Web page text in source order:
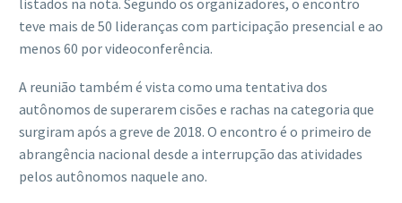
listados na nota. Segundo os organizadores, o encontro
teve mais de 50 lideranças com participação presencial e ao
menos 60 por videoconferência.
A reunião também é vista como uma tentativa dos
autônomos de superarem cisões e rachas na categoria que
surgiram após a greve de 2018. O encontro é o primeiro de
abrangência nacional desde a interrupção das atividades
pelos autônomos naquele ano.